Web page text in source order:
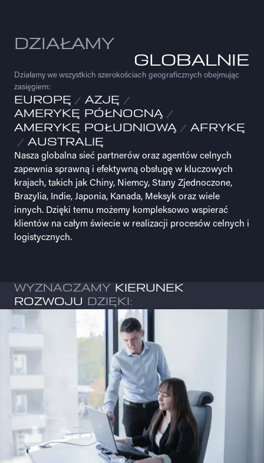
DZIAŁAMY
GLOBALNIE
Działamy we wszystkich szerokościach geograficznych obejmując
zasięgiem:
EUROPĘ
AZJĘ
AMERYKĘ PÓŁNOCNĄ
AMERYKĘ POŁUDNIOWĄ
AFRYKĘ
AUSTRALIĘ
Nasza globalna sieć partnerów oraz agentów celnych
zapewnia sprawną i efektywną obsługę w kluczowych
krajach, takich jak Chiny, Niemcy, Stany Zjednoczone,
Brazylia, Indie, Japonia, Kanada, Meksyk oraz wiele
innych. Dzięki temu możemy kompleksowo wspierać
klientów na całym świecie w realizacji procesów celnych i
logistycznych.
WYZNACZAMY
KIERUNEK
ROZWOJU
DZIĘKI: